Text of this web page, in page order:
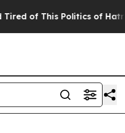
of This Politics of Hatred”